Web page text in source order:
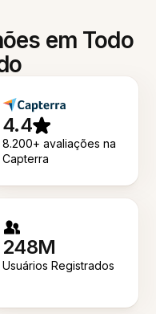
em Todo
4.4
8.200+ avaliações na
Capterra
248M
Usuários Registrados